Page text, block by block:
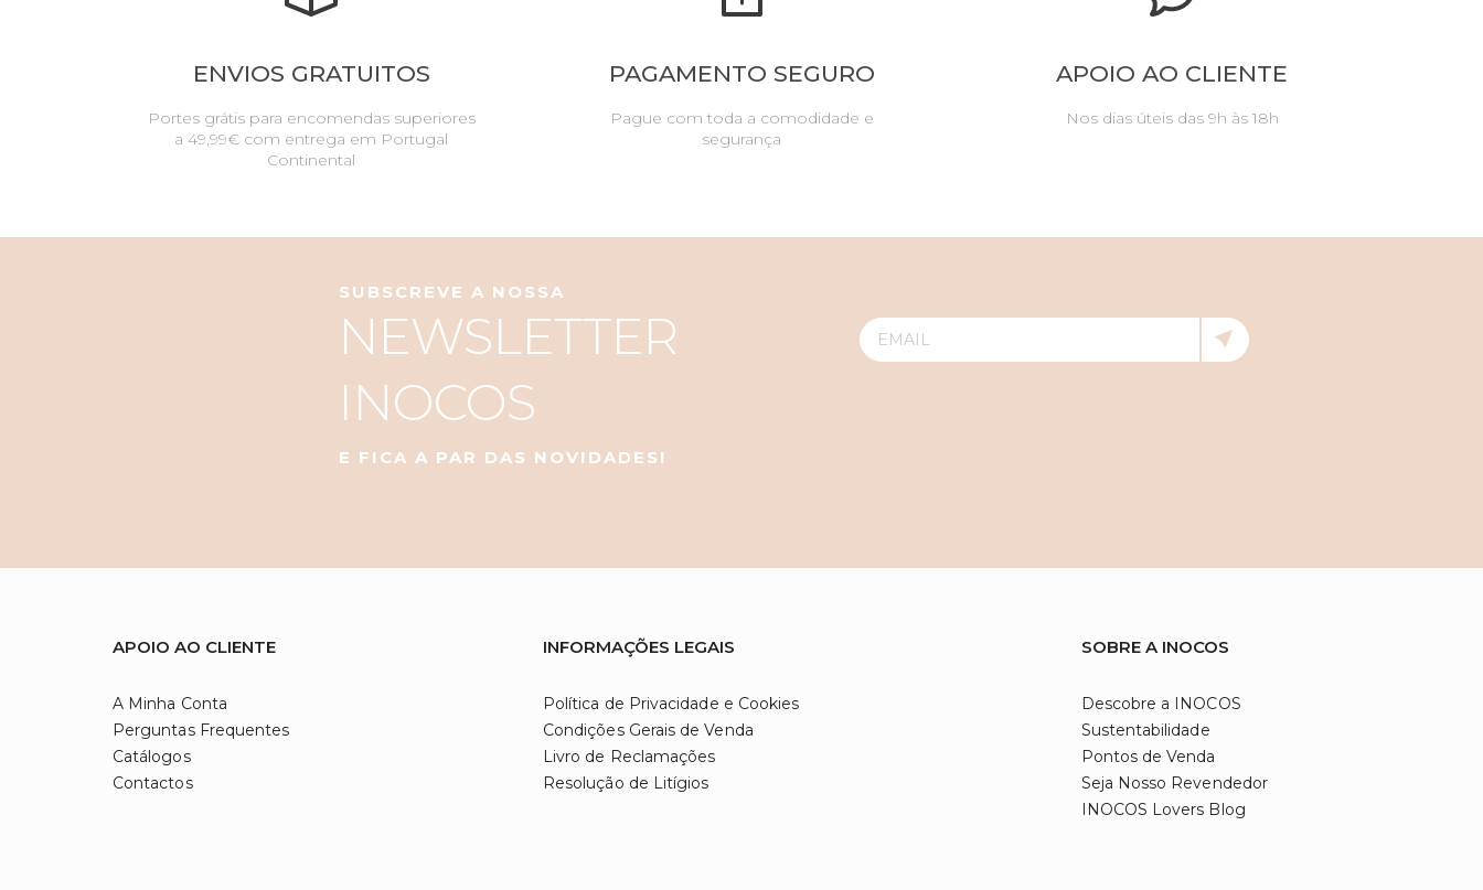
ENVIOS GRATUITOS
Portes grátis para encomendas superiores
a 49,99€ com entrega em Portugal
Continental
PAGAMENTO SEGURO
Pague com toda a comodidade e
segurança
APOIO AO CLIENTE
Nos dias úteis das 9h às 18h
SUBSCREVE A NOSSA
NEWSLETTER
INOCOS
E FICA A PAR DAS NOVIDADES!
APOIO AO CLIENTE
A Minha Conta
Perguntas Frequentes
Catálogos
Contactos
INFORMAÇÕES LEGAIS
Política de Privacidade e Cookies
Condições Gerais de Venda
Livro de Reclamações
Resolução de Litígios
SOBRE A INOCOS
Descobre a INOCOS
Sustentabilidade
Pontos de Venda
Seja Nosso Revendedor
INOCOS Lovers Blog